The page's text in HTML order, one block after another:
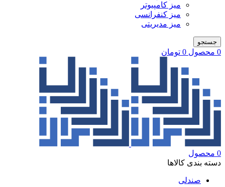
میز کامپیوتر
میز کنفرانسی
میز مدیریتی
جستجو
0 محصول 0 تومان
0 محصول
دسته بندی کالاها
صندلی